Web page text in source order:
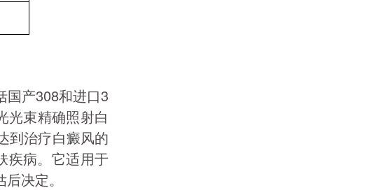
国产308和进口3
光束精确照射白
到治疗白癜风的
疾病。它适用于
决定。